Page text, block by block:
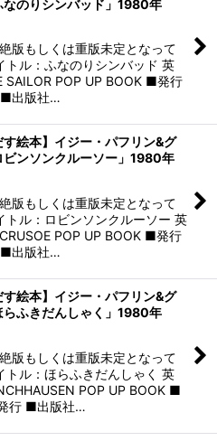
なのりシンバッド」1980年
版もしくは重版未定となって
ル：ふなのりシンバッド 英
SAILOR POP UP BOOK ■発行
■出版社…
す絵本】イジー・パフリン&グ
ビンソンクルーソー」1980年
版もしくは重版未定となって
ル：ロビンソンクルーソー 英
POP UP BOOK ■発行
■出版社…
す絵本】イジー・パフリン&グ
らふきだんしゃく」1980年
版もしくは重版未定となって
ル：ほらふきだんしゃく 英
POP UP BOOK ■
行 ■出版社…